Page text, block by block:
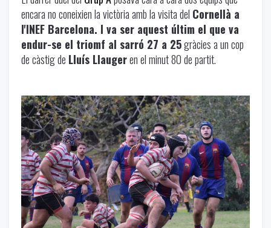
encara no coneixien la victòria amb la visita del Cornellà a
l'INEF Barcelona. I va ser aquest últim el que va
endur-se el triomf al sarró 27 a 25gràcies a un cop
de càstig de Lluís Llaugeren el minut 80 de partit.